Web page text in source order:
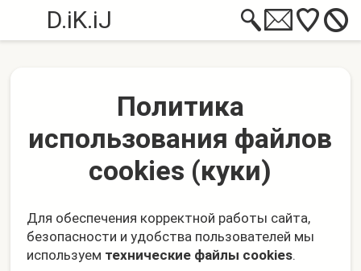
D.iK.iJ
Политика
использования файлов
cookies (куки)
Для обеспечения корректной работы сайта,
безопасности и удобства пользователей мы
используем технические файлы cookies.